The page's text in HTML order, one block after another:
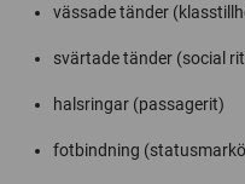
vässade tänder
svärtade tänder (social
halsringar (passagerit)
fotbindning